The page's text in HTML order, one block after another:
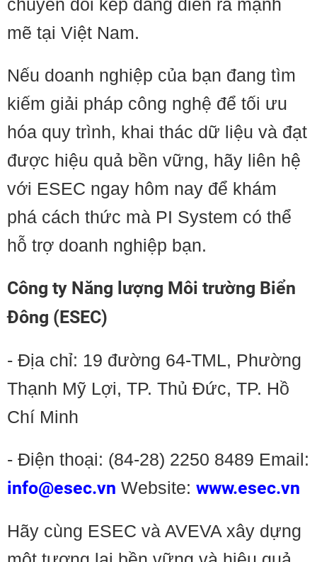
chuyển đổi kép đang diễn ra mạnh
mẽ tại Việt Nam.
Nếu doanh nghiệp của bạn đang tìm
kiếm giải pháp công nghệ để tối ưu
hóa quy trình, khai thác dữ liệu và đạt
được hiệu quả bền vững, hãy liên hệ
với ESEC ngay hôm nay để khám
phá cách thức mà PI System có thể
hỗ trợ doanh nghiệp bạn.
Công ty Năng lượng Môi trường Biển
Đông (ESEC)
- Địa chỉ: 19 đường 64-TML, Phường
Thạnh Mỹ Lợi, TP. Thủ Đức, TP. Hồ
Chí Minh
- Điện thoại: (84-28) 2250 8489 Email:
info@esec.vn Website: www.esec.vn
Hãy cùng ESEC và AVEVA xây dựng